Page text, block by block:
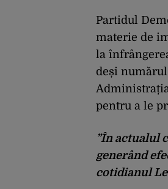
Partidul
materie de
la
deși
pentru a le
”În actualul
generând
cotidianul